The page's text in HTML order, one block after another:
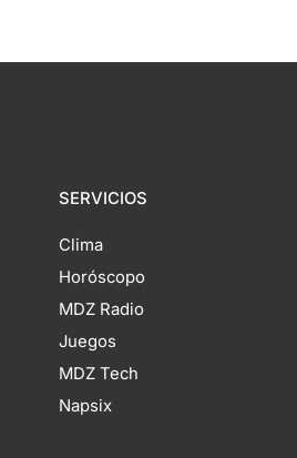
SERVICIOS
Clima
Horóscopo
MDZ Radio
Juegos
MDZ Tech
Napsix